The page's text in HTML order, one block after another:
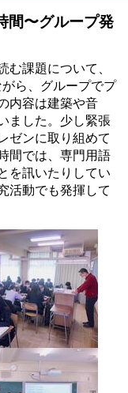
〜グループ発
課題について、
ら、グループでプ
内容は建築や音
ました。 少し緊張
ゼンに取り組めて
間では、専門用語
を訊いたりしてい
活動でも発揮して